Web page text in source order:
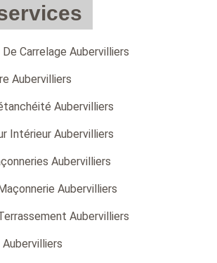
Carrelage Aubervilliers
Aubervilliers
Aubervilliers
Intérieur Aubervilliers
Aubervilliers
Aubervilliers
Aubervilliers